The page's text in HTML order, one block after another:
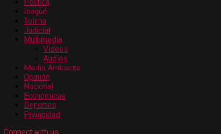
Política
Ibagué
Tolima
Judicial
Multimedia
Vídeos
Audios
Medio Ambiente
Opinión
Nacional
Económicas
Deportes
Privacidad
Connect with us